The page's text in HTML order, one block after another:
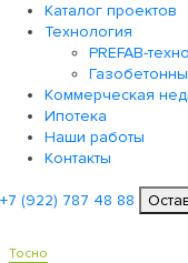
Каталог проектов
Технология
PREFAB-
Коммерческая
Ипотека
Наши работы
Контакты
+7 (922) 787 48 88
Тосно